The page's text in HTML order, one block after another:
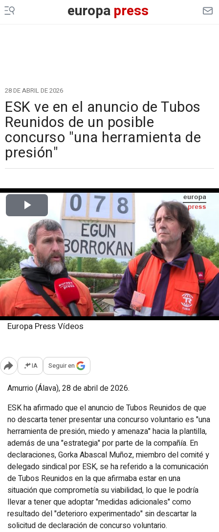
europapress
28 DE ABRIL DE 2026
ESK ve en el anuncio de Tubos
Reunidos de un posible
concurso "una herramienta de
presión"
Europa Press Vídeos
Abrir opciones para compartir
IA Seguir en
Amurrio (Álava), 28 de abril de 2026.
ESK ha afirmado que el anuncio de Tubos Reunidos de que
no descarta tener presentar una concurso voluntario es "una
herramienta de presión, miedo y amenaza" hacia la plantilla,
además de una "estrategia" por parte de la compañía. En
declaraciones, Gorka Abascal Muñoz, miembro del comité y
delegado sindical por ESK, se ha referido a la comunicación
de Tubos Reunidos en la que afirmaba estar en una
situación que comprometía su viabilidad, lo que le podría
llevar a tener que adoptar "medidas adicionales" como
resultado del "deterioro experimentado" sin descartar la
solicitud de declaración de concurso voluntario.